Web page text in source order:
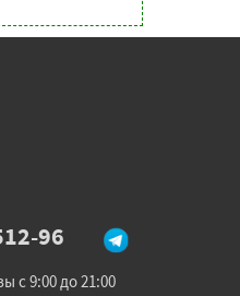
96
с 9:00 до 21:00